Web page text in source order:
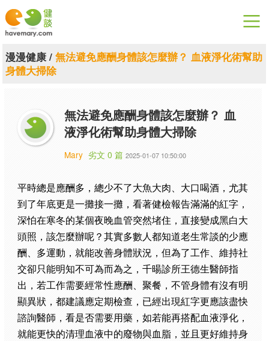
漫漫健康
關於健談
聯絡我們
漫漫健康/ 無法避免應酬身體該怎麼辦？ 血液淨化術幫助
身體大掃除
無法避免應酬身體該怎麼辦？ 血
液淨化術幫助身體大掃除
Mary 劣文 0 篇 2025-01-07 10:50:00
平時總是應酬多，總少不了大魚大肉、大口喝酒，尤其
到了年底更是一攤接一攤，看著健檢報告滿滿的紅字，
深怕在寒冬的某個夜晚血管突然堵住，直接變成黑白大
頭照，該怎麼辦呢？其實多數人都知道老生常談的少應
酬、多運動，就能改善身體狀況，但為了工作、維持社
交卻只能明知不可為而為之，千暘診所王德生醫師指
出，若工作需要經常性應酬、聚餐，不管身體有沒有明
顯異狀，都建議應定期檢查，已經出現紅字更應該盡快
諮詢醫師，看是否需要用藥，如若能再搭配血液淨化，
就能更快的清理血液中的廢物與血脂，並且更好維持身